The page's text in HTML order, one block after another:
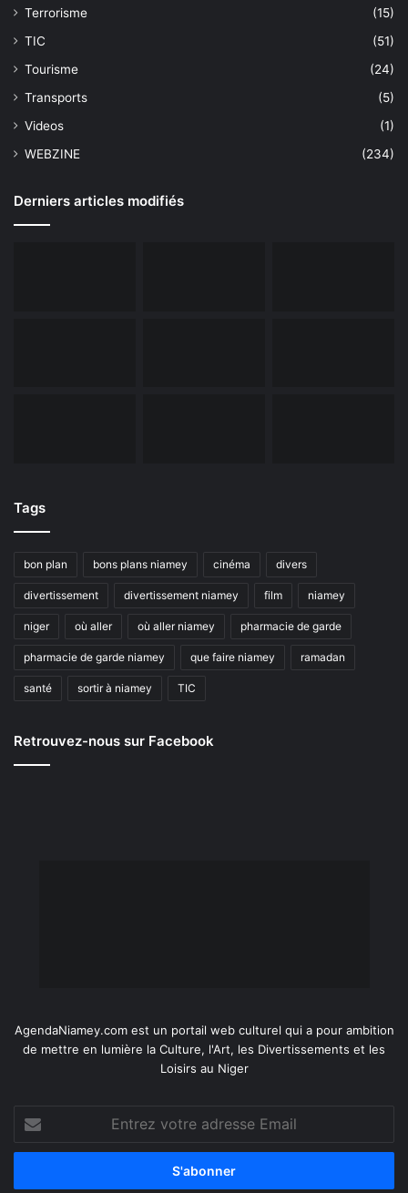
Terrorisme
(15)
TIC
(51)
Tourisme
(24)
Transports
(5)
Videos
(1)
WEBZINE
(234)
Derniers articles modifiés
Tags
bon plan bons plans niamey cinéma divers
divertissement divertissement niamey film niamey
niger où aller où aller niamey pharmacie de garde
pharmacie de garde niamey que faire niamey ramadan
santé sortir à niamey TIC
Retrouvez-nous sur Facebook
AgendaNiamey.com est un portail web culturel qui a pour ambition
de mettre en lumière la Culture, l'Art, les Divertissements et les
Loisirs au Niger
votre
adresse